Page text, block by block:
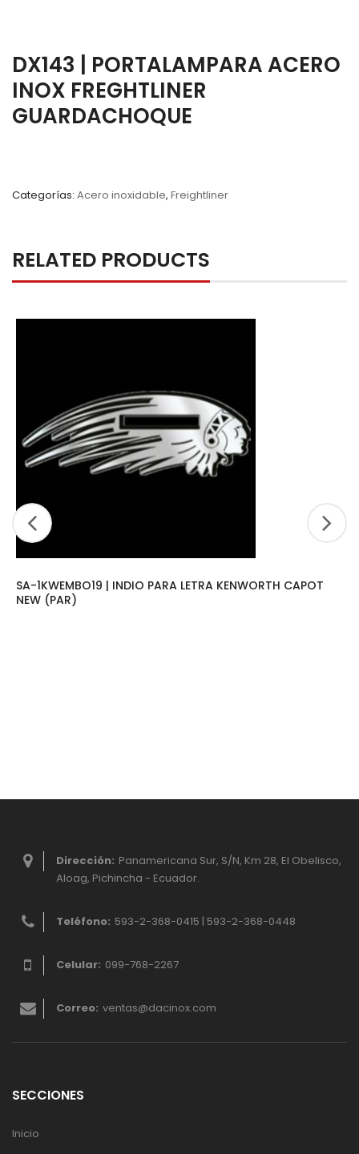
DX143 | PORTALAMPARA ACERO
INOX FREGHTLINER
GUARDACHOQUE
Categorías: Acero inoxidable, Freightliner
RELATED PRODUCTS
SA-1KWEMBO19 | INDIO PARA LETRA KENWORTH CAPOT
NEW (PAR)
Dirección: Panamericana Sur, S/N, Km 28, El Obelisco,
Aloag, Pichincha - Ecuador.
Teléfono: 593-2-368-0415 | 593-2-368-0448
Celular: 099-768-2267
Correo: ventas@dacinox.com
SECCIONES
Inicio